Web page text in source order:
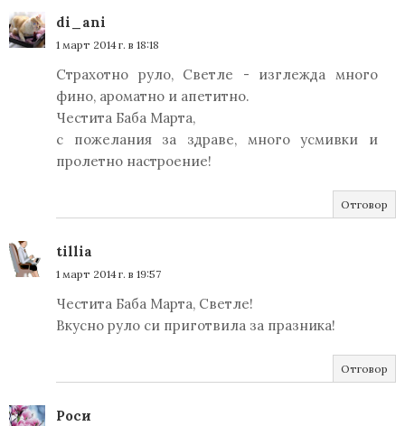
di_ani
1 март 2014 г. в 18:18
Страхотно руло, Светле - изглежда много
фино, ароматно и апетитно.
Честита Баба Марта,
с пожелания за здраве, много усмивки и
пролетно настроение!
Отговор
tillia
1 март 2014 г. в 19:57
Честита Баба Марта, Светле!
Вкусно руло си приготвила за празника!
Отговор
Роси